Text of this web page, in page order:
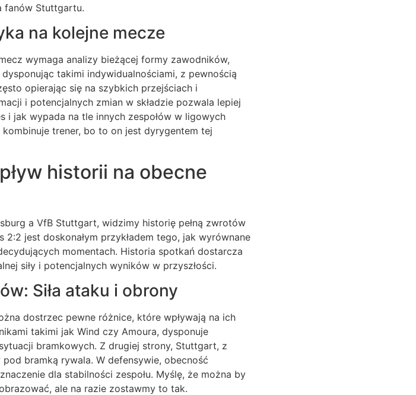
fanów Stuttgartu.
na kolejne mecze
wymaga analizy bieżącej formy zawodników,
takimi indywidualnościami, z pewnością
opierając się na szybkich przejściach i
i potencjalnych zmian w składzie pozwala lepiej
i jak wypada na tle innych zespołów w ligowych
trener, bo to on jest dyrygentem tej
historii na obecne
a VfB Stuttgart, widzimy historię pełną zwrotów
jest doskonałym przykładem tego, jak wyrównane
momentach. Historia spotkań dostarcza
siły i potencjalnych wyników w przyszłości.
Siła ataku i obrony
dostrzec pewne różnice, które wpływają na ich
takimi jak Wind czy Amoura, dysponuje
bramkowych. Z drugiej strony, Stuttgart, z
bramką rywala. W defensywie, obecność
dla stabilności zespołu. Myślę, że można by
ale na razie zostawmy to tak.